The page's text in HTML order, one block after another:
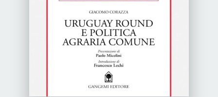
Proposte di pubblicazione
Gangemi Editore